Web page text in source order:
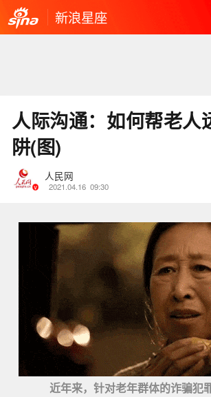
新浪星座
人际沟通：如何帮老人
阱(图)
人民网
2021.04.16 09:30
近年来，针对老年群体的诈骗犯